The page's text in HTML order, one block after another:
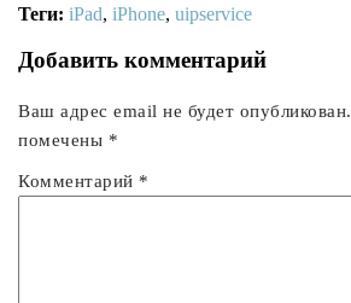
Теги: iPad, iPhone, uipservice
Добавить комментарий
Ваш адрес email не будет опубликован.
помечены *
Комментарий *